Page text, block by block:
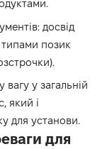
досвід
позик
у загальній
який і
для установи.
для